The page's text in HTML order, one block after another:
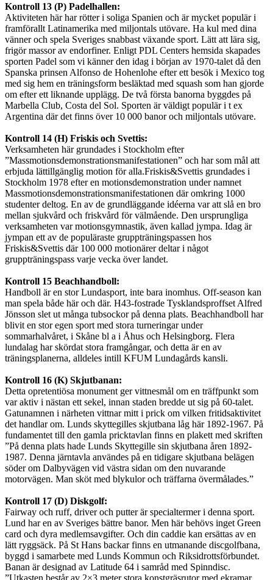
Kontroll 13 (P) Padelhallen:
Aktiviteten här har rötter i soliga Spanien och är mycket populär i
framförallt Latinamerika med miljontals utövare. Ha kul med dina
vänner och spela Sveriges snabbast växande sport. Lätt att lära sig,
frigör massor av endorfiner. Enligt PDL Centers hemsida skapades
sporten Padel som vi känner den idag i början av 1970-talet då den
Spanska prinsen Alfonso de Hohenlohe efter ett besök i Mexico tog
med sig hem en träningsform besläktad med squash som han gjorde
om efter ett liknande upplägg. De två första banorna byggdes på
Marbella Club, Costa del Sol. Sporten är väldigt populär i t ex
Argentina där det finns över 10 000 banor och miljontals utövare.
Kontroll 14 (H) Friskis och Svettis:
Verksamheten här grundades i Stockholm efter
”Massmotionsdemonstrationsmanifestationen” och har som mål att
erbjuda lättillgänglig motion för alla.Friskis&Svettis grundades i
Stockholm 1978 efter en motionsdemonstration under namnet
Massmotionsdemonstrationsmanifestationen där omkring 1000
studenter deltog. En av de grundläggande idéerna var att slå en bro
mellan sjukvård och friskvård för välmående. Den ursprungliga
verksamheten var motionsgymnastik, även kallad jympa. Idag är
jympan ett av de populäraste gruppträningspassen hos
Friskis&Svettis där 100 000 motionärer deltar i något
gruppträningspass varje vecka över landet.
Kontroll 15 Beachhandboll:
Handboll är en stor Lundasport, inte bara inomhus. Off-season kan
man spela både här och där. H43-fostrade Tysklandsproffset Alfred
Jönsson slet ut många tubsockor på denna plats. Beachhandboll har
blivit en stor egen sport med stora turneringar under
sommarhalvåret, i Skåne bl a i Åhus och Helsingborg. Flera
lundalag har skördat stora framgångar, och detta är en av
träningsplanerna, alldeles intill KFUM Lundagårds kansli.
Kontroll 16 (K) Skjutbanan:
Detta opretentiösa monument ger vittnesmål om en träffpunkt som
var aktiv i nästan ett sekel, innan staden bredde ut sig på 60-talet.
Gatunamnen i närheten vittnar mitt i prick om vilken fritidsaktivitet
det handlar om. Lunds skyttegilles skjutbana låg här 1892-1967. På
fundamentet till den gamla pricktavlan finns en plakett med skriften
”På denna plats hade Lunds Skyttegille sin skjutbana åren 1892-
1987. Denna järntavla användes på en tidigare skjutbana belägen
söder om Dalbyvägen vid västra sidan om den nuvarande
motorvägen. Man sköt med blykulor och träffarna övermålades.”
Kontroll 17 (D) Diskgolf:
Fairway och ruff, driver och putter är specialtermer i denna sport.
Lund har en av Sveriges bättre banor. Men här behövs inget Green
card och dyra medlemsavgifter. Och din caddie kan ersättas av en
lätt ryggsäck. På St Hans backar finns en utmanande discgolfbana,
byggd i samarbete med Lunds Kommun och Riksidrottsförbundet.
Banan är designad av Latitude 64 i samråd med Spinndisc.
”Utkasten består av 2×3 meter stora konstgräsrutor med ekramar.